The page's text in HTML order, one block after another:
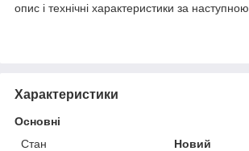
опис і технічні характеристики за наступною
Характеристики
Основні
Стан
Новий